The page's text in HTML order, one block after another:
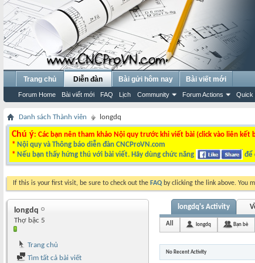
Trang chủ Diễn đàn
Forum Home Bài viết mới FAQ Lịch Community Forum Actions Quick
Bài gửi hôm nay Bài viết mới
Danh sách Thành viên longdq
Chú ý: Các bạn nên tham khảo Nội quy trước khi viết bài (click vào liên kết
* Nội quy và Thông báo diễn đàn CNCProVN.com
* Nếu bạn thấy hứng thú với bài viết. Hãy dùng chức năng để
If this is your first visit, be sure to check out the FAQ by clicking the link above. You
longdq
Thợ bậc 5
Trang chủ
Tìm tất cả bài viết
longdq's Activity
All longdq Bạn bè
No Recent Activity